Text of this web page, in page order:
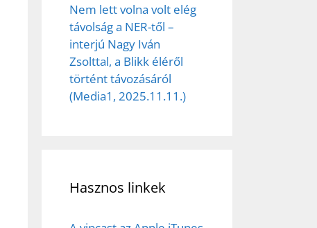
Nem lett volna volt elég
távolság a NER-től –
interjú Nagy Iván
Zsolttal, a Blikk éléről
történt távozásáról
(Media1, 2025.11.11.)
Hasznos linkek